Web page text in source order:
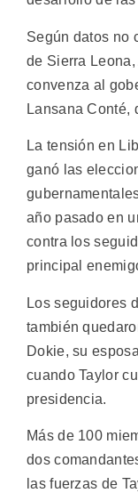
Según datos no
de Sierra
convenza al
Lansana Conté,
La tensión en
ganó las
año pasado en
contra los
principal
Los seguidores
también
Dokie, su
cuando Taylor
presidencia.
Más de 100
dos
las fuerzas de